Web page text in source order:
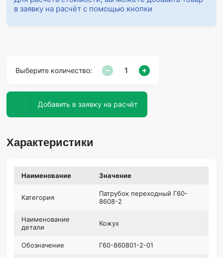
в заявку на расчёт с помощью кнопки
Выберите количество:
Добавить в заявку на расчёт
Характеристики
Наименование Значение
Категория
Патрубок переходный Г60-
8608-2
Наименование
детали
Кожух
Обозначение Г60-860801-2-01